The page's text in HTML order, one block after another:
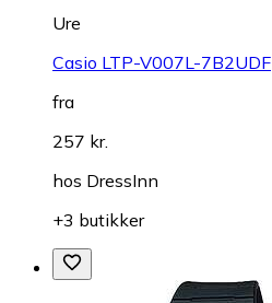
Ure
Casio LTP-V007L-7B2UDF
fra
257 kr.
hos DressInn
+3 butikker